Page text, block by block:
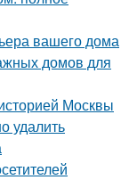
вашего дома
домов для
Москвы
удалить